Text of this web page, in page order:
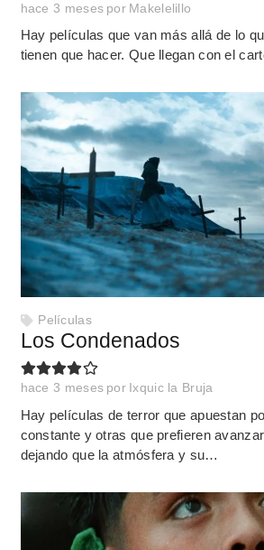
hace 3 meses por Makelelillo
Hay películas que van más allá de lo
tienen que hacer. Que llegan con el
Películas
Los Condenados
hace 3 meses por Ixquic la Bruja
Hay películas de terror que apuestan
constante y otras que prefieren
dejando que la atmósfera y su…